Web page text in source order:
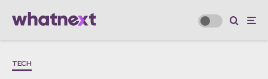
TECH